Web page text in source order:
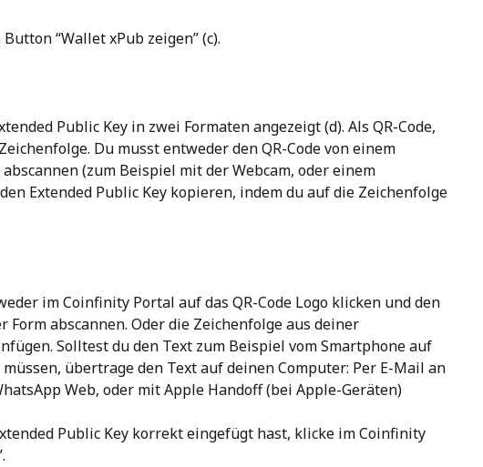
“Wallet xPub zeigen” (c).
Public Key in zwei Formaten angezeigt (d). Als QR-Code,
Du musst entweder den QR-Code von einem
(zum Beispiel mit der Webcam, oder einem
Extended Public Key kopieren, indem du auf die Zeichenfolge
im Coinfinity Portal auf das QR-Code Logo klicken und den
Form abscannen. Oder die Zeichenfolge aus deiner
Solltest du den Text zum Beispiel vom Smartphone auf
müssen, übertrage den Text auf deinen Computer: Per E-Mail an
Web, oder mit Apple Handoff (bei Apple-Geräten)
Public Key korrekt eingefügt hast, klicke im Coinfinity